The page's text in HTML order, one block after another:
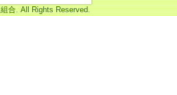
合. All Rights Reserved.